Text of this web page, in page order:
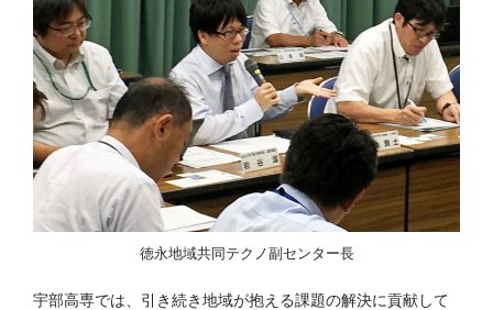
徳永地域共同テクノ副センター長
宇部高専では、引き続き地域が抱える課題の解決に貢献して